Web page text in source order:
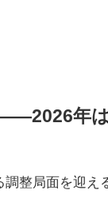
の処遇改善が功